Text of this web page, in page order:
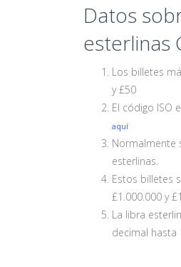
Datos
esterlinas
Los billetes
y £50
El código ISO
aquí
Normalmente
esterlinas.
Estos billetes
£1.000.000 y
La libra
decimal hasta